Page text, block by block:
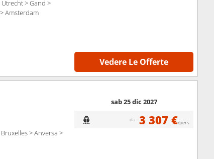
> Gand >
Amsterdam
Vedere Le Offerte
> Anversa >
sab 25 dic 2027
da 3 307 €/pers